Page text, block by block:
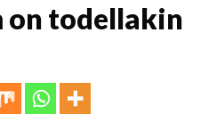
on todellakin